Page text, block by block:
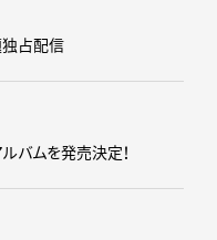
独占配信
バムを発売決定！